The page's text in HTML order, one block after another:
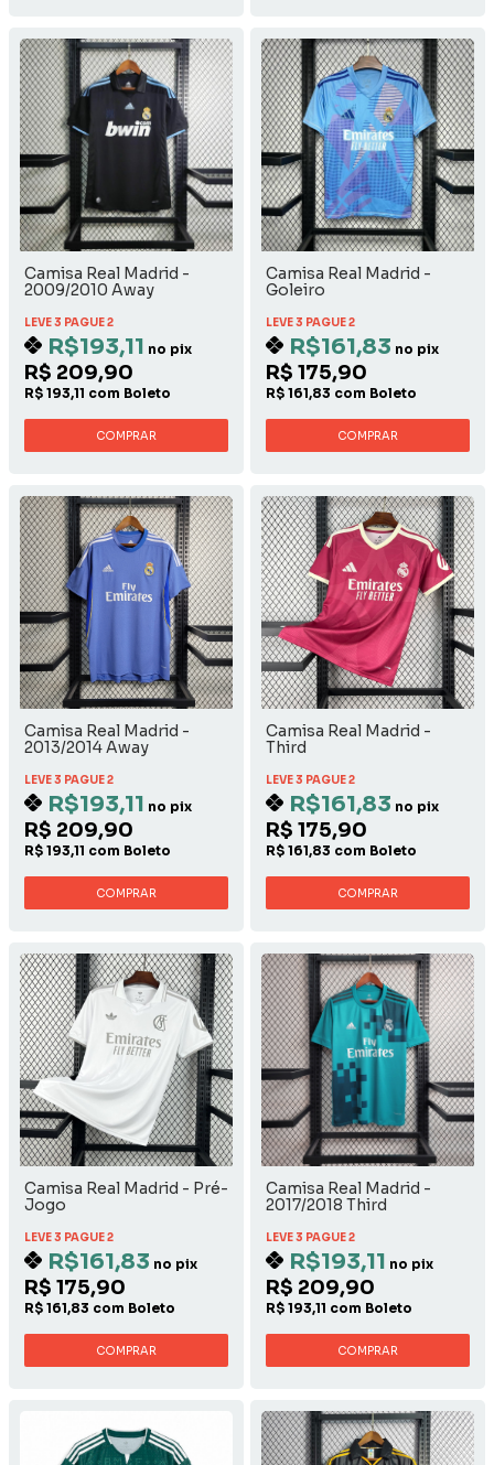
Camisa Real Madrid -
2009/2010 Away
LEVE 3 PAGUE 2
R$193,11 no pix
R$ 209,90
R$ 193,11 com Boleto
COMPRAR
Camisa Real Madrid -
Goleiro
LEVE 3 PAGUE 2
R$161,83 no pix
R$ 175,90
R$ 161,83 com Boleto
COMPRAR
Camisa Real Madrid -
2013/2014 Away
LEVE 3 PAGUE 2
R$193,11 no pix
R$ 209,90
R$ 193,11 com Boleto
COMPRAR
Camisa Real Madrid -
Third
LEVE 3 PAGUE 2
R$161,83 no pix
R$ 175,90
R$ 161,83 com Boleto
COMPRAR
Camisa Real Madrid - Pré-
Jogo
LEVE 3 PAGUE 2
R$161,83 no pix
R$ 175,90
R$ 161,83 com Boleto
COMPRAR
Camisa Real Madrid -
2017/2018 Third
LEVE 3 PAGUE 2
R$193,11 no pix
R$ 209,90
R$ 193,11 com Boleto
COMPRAR